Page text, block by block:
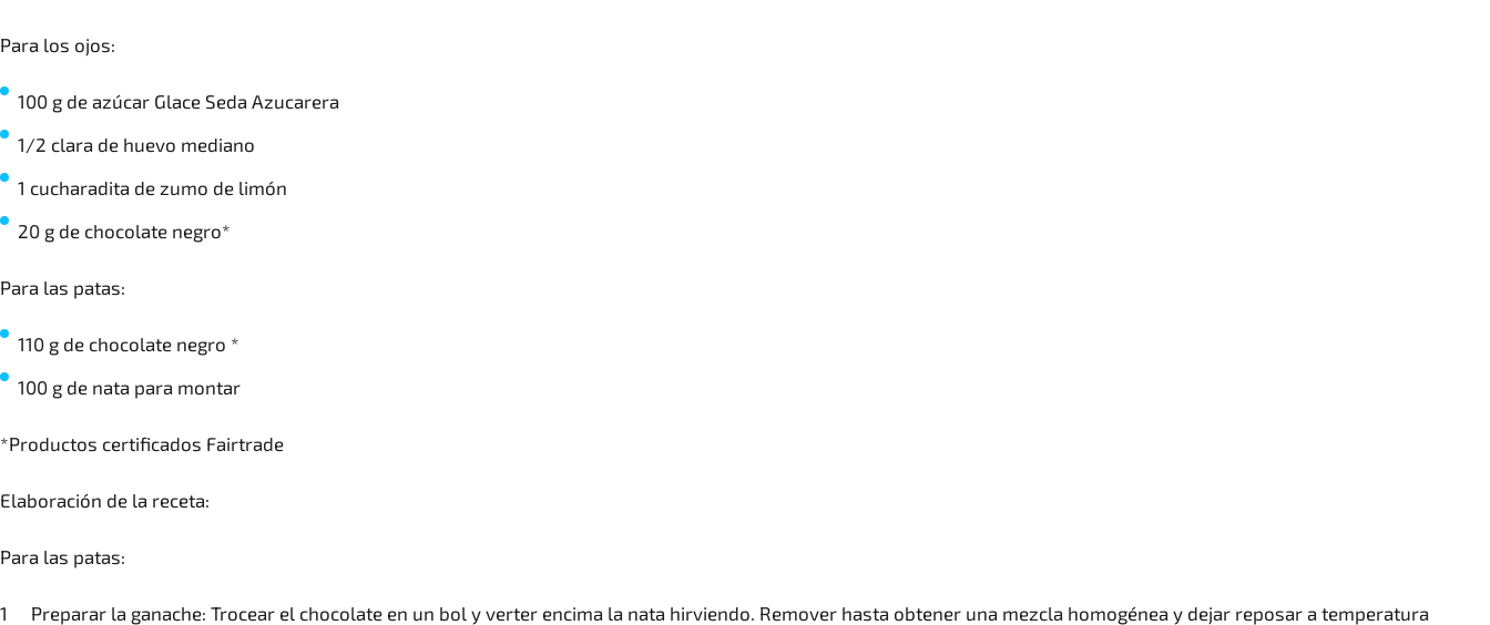
Para los ojos:
100 g de azúcar Glace Seda Azucarera
1/2 clara de huevo mediano
1 cucharadita de zumo de limón
20 g de chocolate negro*
Para las patas:
110 g de chocolate negro *
100 g de nata para montar
*Productos certificados Fairtrade
Elaboración de la receta:
Para las patas:
Preparar la ganache: Trocear el chocolate en un bol y verter encima la nata hirviendo. Remover hasta obtener una mezcla homogénea y dejar reposar a temperatura